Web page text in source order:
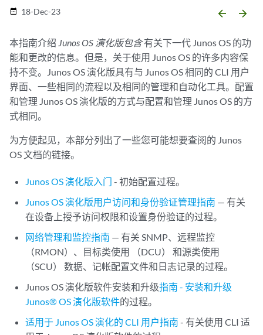
date_range 18-Dec-23 arrow_backward arrow_forward
本指南介绍 Junos OS 演化版包含有关下一代 Junos OS 的功
能和更改的信息。但是，关于使用 Junos OS 的许多内容保
持不变。Junos OS 演化版具有与 Junos OS 相同的 CLI 用户
界面、一些相同的流程以及相同的管理和自动化工具。配置
和管理 Junos OS 演化版的方式与配置和管理 Junos OS 的方
式相同。
为方便起见，本部分列出了一些您可能想要查阅的 Junos
OS 文档的链接。
Junos OS 演化版入门 - 初始配置过程。
Junos OS 演化版用户访问和身份验证管理指南 — 有关
在设备上授予访问权限和设置身份验证的过程。
网络管理和监控指南 — 有关 SNMP、远程监控
（RMON）、目标类使用 （DCU） 和源类使用
（SCU） 数据、记帐配置文件和日志记录的过程。
Junos OS 演化版软件安装和升级指南 - 安装和升级
Junos® OS 演化版软件的过程。
适用于 Junos OS 演化的 CLI 用户指南 - 有关使用 CLI 适